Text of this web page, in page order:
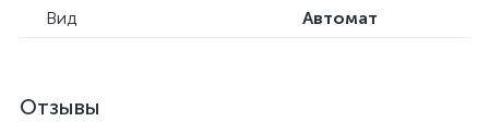
Вид Автомат
Отзывы